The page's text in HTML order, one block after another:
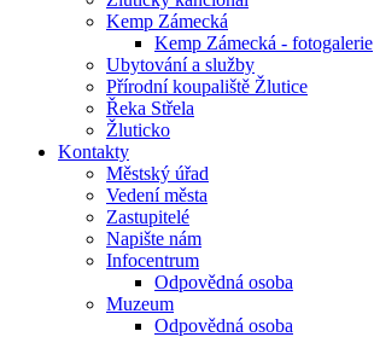
Kemp Zámecká
Kemp Zámecká - fotogalerie
Ubytování a služby
Přírodní koupaliště Žlutice
Řeka Střela
Žluticko
Kontakty
Městský úřad
Vedení města
Zastupitelé
Napište nám
Infocentrum
Odpovědná osoba
Muzeum
Odpovědná osoba